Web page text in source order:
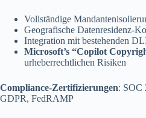
Vollständige
Geografische Datenresidenz-
Integration mit bestehenden
Microsoft’s “Copilot
urheberrechtlichen Risiken
Compliance-Zertifizierungen: SOC
GDPR, FedRAMP